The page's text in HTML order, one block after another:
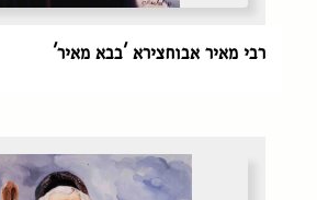
רבי מאיר אבוחצירא 'בבא מאיר'